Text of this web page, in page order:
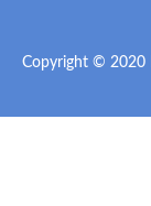
Copyright © 2020